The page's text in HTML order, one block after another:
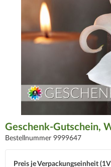
Geschenk-Gutschein,
Bestellnummer 9999647
Preis je Verpackungseinheit